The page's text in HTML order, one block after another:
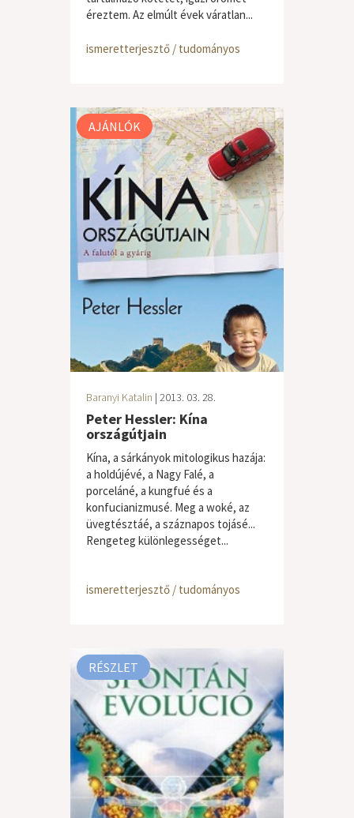
éreztem. Az elmúlt évek váratlan...
ismeretterjesztő / tudományos
AJÁNLÓK
Baranyi Katalin | 2013. 03. 28.
Peter Hessler: Kína
országútjain
Kína, a sárkányok mitologikus hazája:
a holdújévé, a Nagy Falé, a
porceláné, a kungfué és a
konfucianizmusé. Meg a woké, az
üvegtésztáé, a száznapos tojásé...
Rengeteg különlegességet...
ismeretterjesztő / tudományos
RÉSZLET